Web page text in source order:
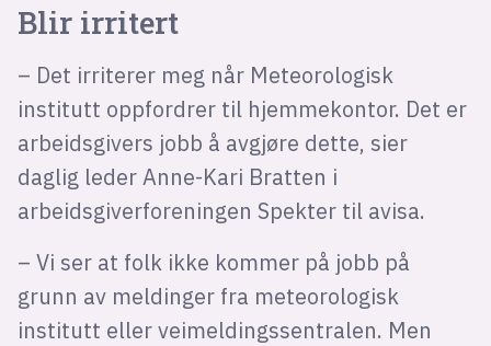
Blir irritert
– Det irriterer meg når Meteorologisk
institutt oppfordrer til hjemmekontor. Det er
arbeidsgivers jobb å avgjøre dette, sier
daglig leder Anne-Kari Bratten i
arbeidsgiverforeningen Spekter til avisa.
– Vi ser at folk ikke kommer på jobb på
grunn av meldinger fra meteorologisk
institutt eller veimeldingssentralen. Men